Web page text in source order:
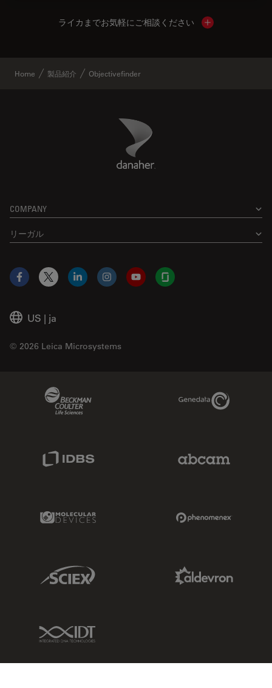
ライカまでお気軽にご相談ください Show local
Home 製品紹介 Objectivefinder
Danaher Logo
COMPANY
リーガル
US | ja
© 2026 Leica Microsystems
Facebook
X LinkedInInstagramYouTubeGlassdoor
Genedata Link
Molecular Devices Link
Sciex Link
IDT Link